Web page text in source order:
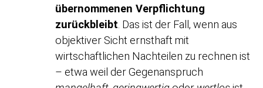
übernommenen Verpflichtung
zurückbleibt . Das ist der Fall, wenn aus
objektiver Sicht ernsthaft mit
wirtschaftlichen Nachteilen zu rechnen ist
– etwa weil der Gegenanspruch